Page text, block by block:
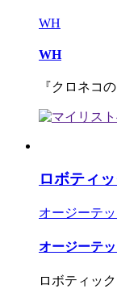
WH
WH
『クロネコ
ロボティ
オージーテ
オージーテ
ロボティッ